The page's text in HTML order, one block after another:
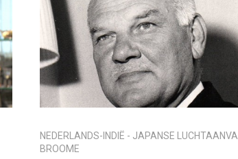
NEDERLANDS-INDIË - JAPANSE LUCHTAANVAL
BROOME